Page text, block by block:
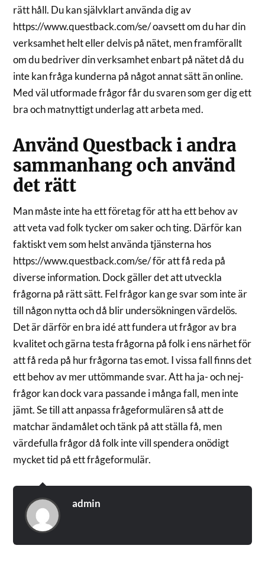
rätt håll. Du kan självklart använda dig av
https://www.questback.com/se/ oavsett om du har din
verksamhet helt eller delvis på nätet, men framförallt
om du bedriver din verksamhet enbart på nätet då du
inte kan fråga kunderna på något annat sätt än online.
Med väl utformade frågor får du svaren som ger dig ett
bra och matnyttigt underlag att arbeta med.
Använd Questback i andra
sammanhang och använd
det rätt
Man måste inte ha ett företag för att ha ett behov av
att veta vad folk tycker om saker och ting. Därför kan
faktiskt vem som helst använda tjänsterna hos
https://www.questback.com/se/ för att få reda på
diverse information. Dock gäller det att utveckla
frågorna på rätt sätt. Fel frågor kan ge svar som inte är
till någon nytta och då blir undersökningen värdelös.
Det är därför en bra idé att fundera ut frågor av bra
kvalitet och gärna testa frågorna på folk i ens närhet för
att få reda på hur frågorna tas emot. I vissa fall finns det
ett behov av mer uttömmande svar. Att ha ja- och nej-
frågor kan dock vara passande i många fall, men inte
jämt. Se till att anpassa frågeformulären så att de
matchar ändamålet och tänk på att ställa få, men
värdefulla frågor då folk inte vill spendera onödigt
mycket tid på ett frågeformulär.
admin